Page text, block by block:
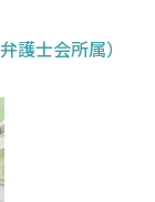
護士会所属）